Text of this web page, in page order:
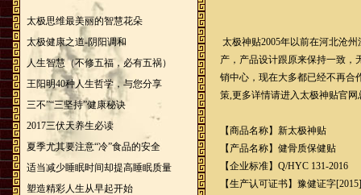
太极思维最美丽的智慧花朵
太极健康之道-阴阳调和
人生智慧（不修五福，必有五祸）
王阳明40种人生哲学，与您分享
三不”“三坚持”健康秘诀
2017三伏天养生必读
夏季尤其要注意“冷”食品的安全
适当减少睡眠时间却提高睡眠质量
塑造精彩人生从早起开始
太极神贴2005年以前在河北沧
产，产品设计跟原来保持一致，
销中心，现在大多都已经不再合
策,更多详情请进入太极神贴官网
【商品名称】新太极神贴
【产品名称】健骨质保健贴
【企业标准】Q/HYC 131-2016
【生产认可证书】豫健证字